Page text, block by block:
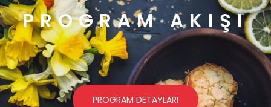
PROGRAM AKIŞI
PROGRAM DETAYLARI